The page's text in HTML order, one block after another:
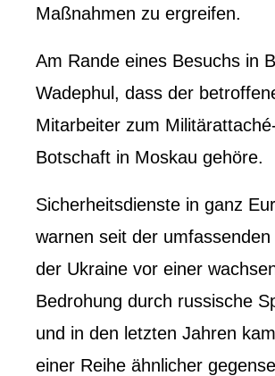
Maßnahmen zu ergreifen.
Am Rande eines Besuchs in
Wadephul, dass der
Mitarbeiter zum
Botschaft in Moskau gehöre.
Sicherheitsdienste in ganz
warnen seit der umfassenden
der Ukraine vor einer
Bedrohung durch russische
und in den letzten Jahren
einer Reihe ähnlicher